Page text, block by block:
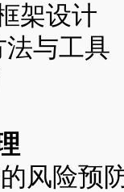
架设计
与工具
风险预